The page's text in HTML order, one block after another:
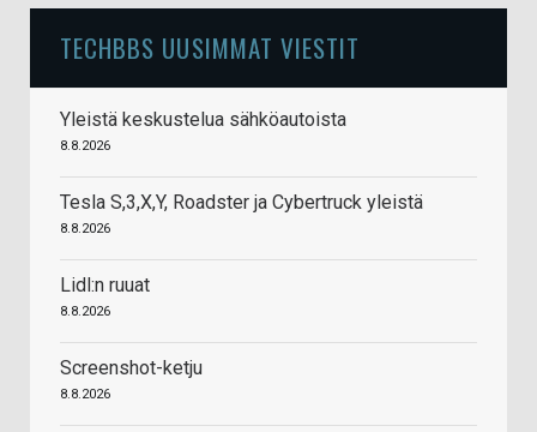
TECHBBS UUSIMMAT VIESTIT
Yleistä keskustelua sähköautoista
8.8.2026
Tesla S,3,X,Y, Roadster ja Cybertruck yleistä
8.8.2026
Lidl:n ruuat
8.8.2026
Screenshot-ketju
8.8.2026